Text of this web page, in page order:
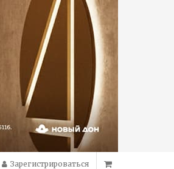
Зарегистрироваться